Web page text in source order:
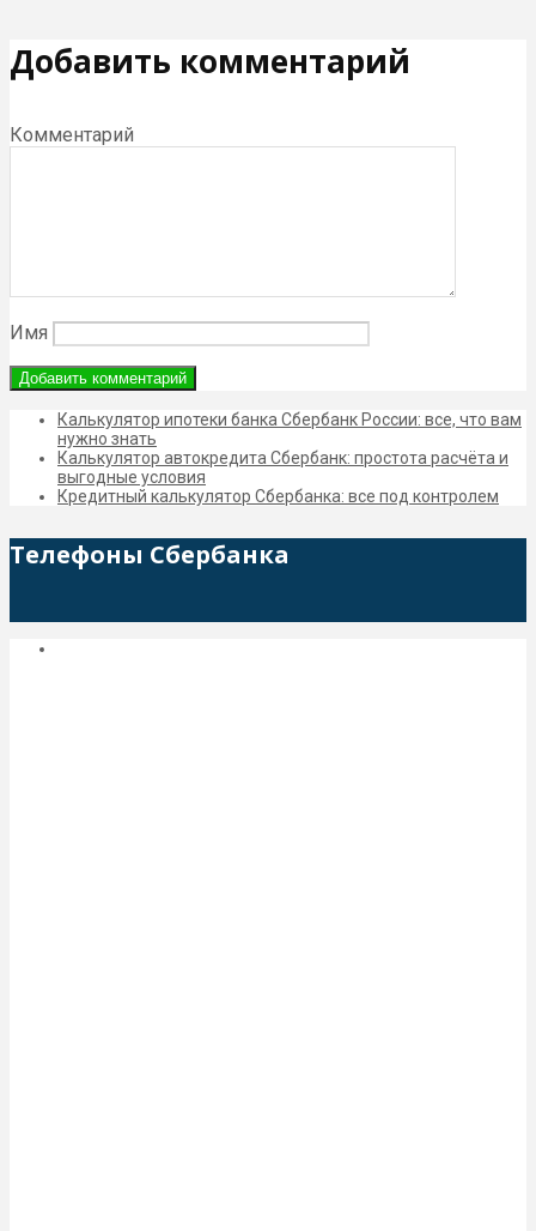
Добавить комментарий
Комментарий
Имя
Калькулятор ипотеки банка Сбербанк России: все, что вам
нужно знать
Калькулятор автокредита Сбербанк: простота расчёта и
выгодные условия
Кредитный калькулятор Сбербанка: все под контролем
Телефоны Сбербанка